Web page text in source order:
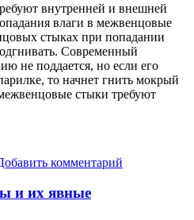
внутренней и внешней
влаги в межвенцовые
стыках при попадании
Современный
не поддается, но если его
то начнет гнить мокрый
стыки требуют
комментарий
и их явные